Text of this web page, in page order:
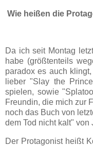
Wie heißen die
Da ich seit Montag
habe (größtenteils
paradox es auch
lieber "Slay the
spielen, sowie
Freundin, die mich zur
noch das Buch von
dem Tod nicht kalt" von
Der Protagonist heißt